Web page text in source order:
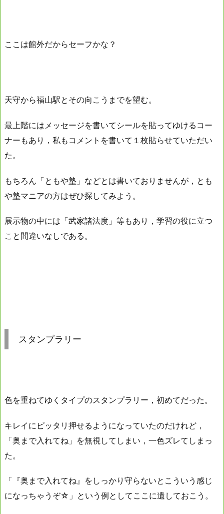
ここは館外だからセーフかな？
天守から福山駅とその向こうまでを望む。
最上階にはメッセージを書いてシールを貼ってゆけるコー
ナーもあり，私もコメントを書いて１枚貼らせていただい
た。
もちろん「ともや塾」などとは書いておりませんが，とも
や塾マニアの方はぜひ探してみよう。
展示物の中には「武家諸法度」等もあり，学習の役に立つ
こと間違いなしである。
スタンプラリー
色を重ねてゆくタイプのスタンプラリー，初めてだった。
キレイにピッタリ押せるようになっていたのだけれど，
「奥まで入れてね」を無視してしまい，一色ズレてしまっ
た。
「『奥まで入れてね』をしっかり守らないとこういう感じ
になっちゃうぞ☆」という例としてここに遺しておこう。